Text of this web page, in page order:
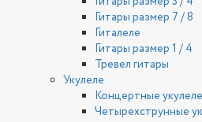
Гитары размер 7 / 8
Гиталеле
Гитары размер 1 / 4
Тревел гитары
Укулеле
Концертные укулеле
Четырехструнные